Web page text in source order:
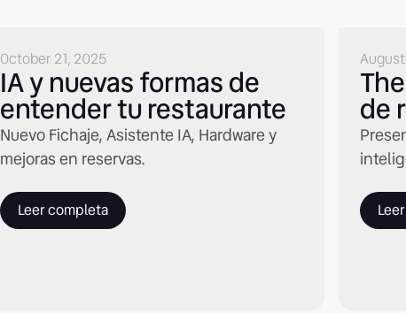
October 21, 2025
IA y nuevas formas de
entender tu restaurante
Nuevo Fichaje, Asistente IA, Hardware y
mejoras en reservas.
Leer completa
de